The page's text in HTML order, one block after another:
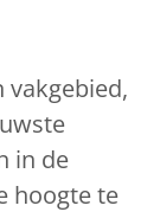
vakgebied,
in de
hoogte te